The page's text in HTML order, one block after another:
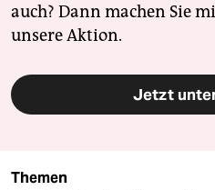
auch? Dann machen Sie
unsere Aktion.
Jetzt
Themen